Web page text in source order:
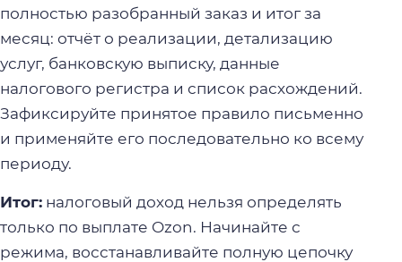
полностью разобранный заказ и итог за
месяц: отчёт о реализации, детализацию
услуг, банковскую выписку, данные
налогового регистра и список расхождений.
Зафиксируйте принятое правило письменно
и применяйте его последовательно ко всему
периоду.
Итог: налоговый доход нельзя определять
только по выплате Ozon. Начинайте с
режима, восстанавливайте полную цепочку